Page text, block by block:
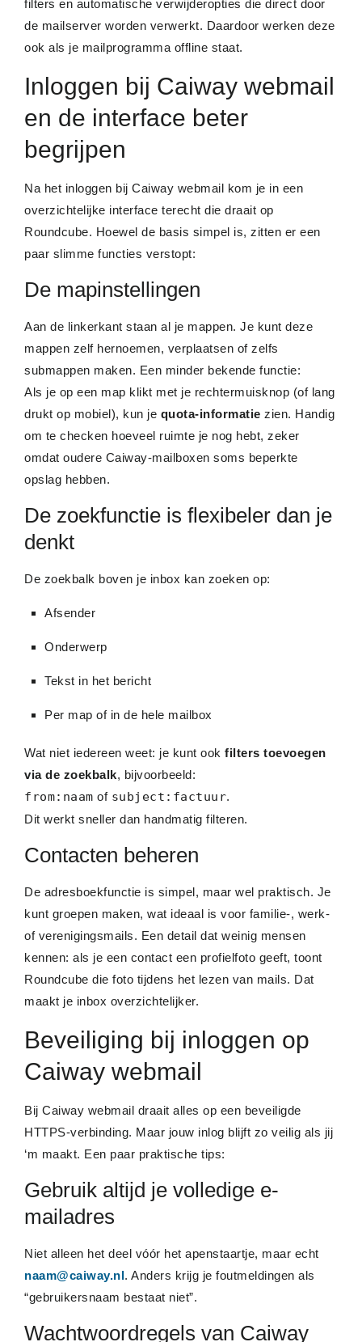
filters en automatische verwijderopties die direct door
de mailserver worden verwerkt. Daardoor werken deze
ook als je mailprogramma offline staat.
Inloggen bij Caiway webmail
en de interface beter
begrijpen
Na het inloggen bij Caiway webmail kom je in een
overzichtelijke interface terecht die draait op
Roundcube. Hoewel de basis simpel is, zitten er een
paar slimme functies verstopt:
De mapinstellingen
Aan de linkerkant staan al je mappen. Je kunt deze
mappen zelf hernoemen, verplaatsen of zelfs
submappen maken. Een minder bekende functie:
Als je op een map klikt met je rechtermuisknop (of lang
drukt op mobiel), kun je quota-informatie zien. Handig
om te checken hoeveel ruimte je nog hebt, zeker
omdat oudere Caiway-mailboxen soms beperkte
opslag hebben.
De zoekfunctie is flexibeler dan je
denkt
De zoekbalk boven je inbox kan zoeken op:
Afsender
Onderwerp
Tekst in het bericht
Per map of in de hele mailbox
Wat niet iedereen weet: je kunt ook filters toevoegen
via de zoekbalk, bijvoorbeeld:
from:naam of subject:factuur.
Dit werkt sneller dan handmatig filteren.
Contacten beheren
De adresboekfunctie is simpel, maar wel praktisch. Je
kunt groepen maken, wat ideaal is voor familie-, werk-
of verenigingsmails. Een detail dat weinig mensen
kennen: als je een contact een profielfoto geeft, toont
Roundcube die foto tijdens het lezen van mails. Dat
maakt je inbox overzichtelijker.
Beveiliging bij inloggen op
Caiway webmail
Bij Caiway webmail draait alles op een beveiligde
HTTPS-verbinding. Maar jouw inlog blijft zo veilig als jij
‘m maakt. Een paar praktische tips:
Gebruik altijd je volledige e-
mailadres
Niet alleen het deel vóór het apenstaartje, maar echt
naam@caiway.nl. Anders krijg je foutmeldingen als
“gebruikersnaam bestaat niet”.
Wachtwoordregels van Caiway